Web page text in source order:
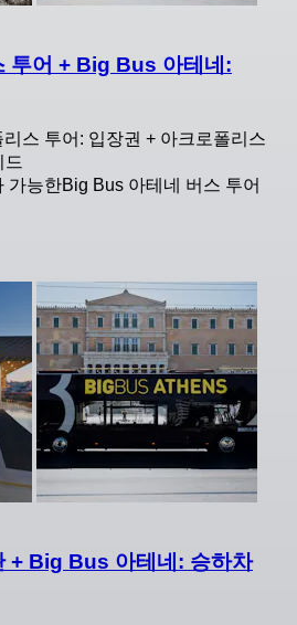
투어 + Big Bus 아테네:
스 투어: 입장권 + 아크로폴리스
드
가능한Big Bus 아테네 버스 투어
+ Big Bus 아테네: 승하차